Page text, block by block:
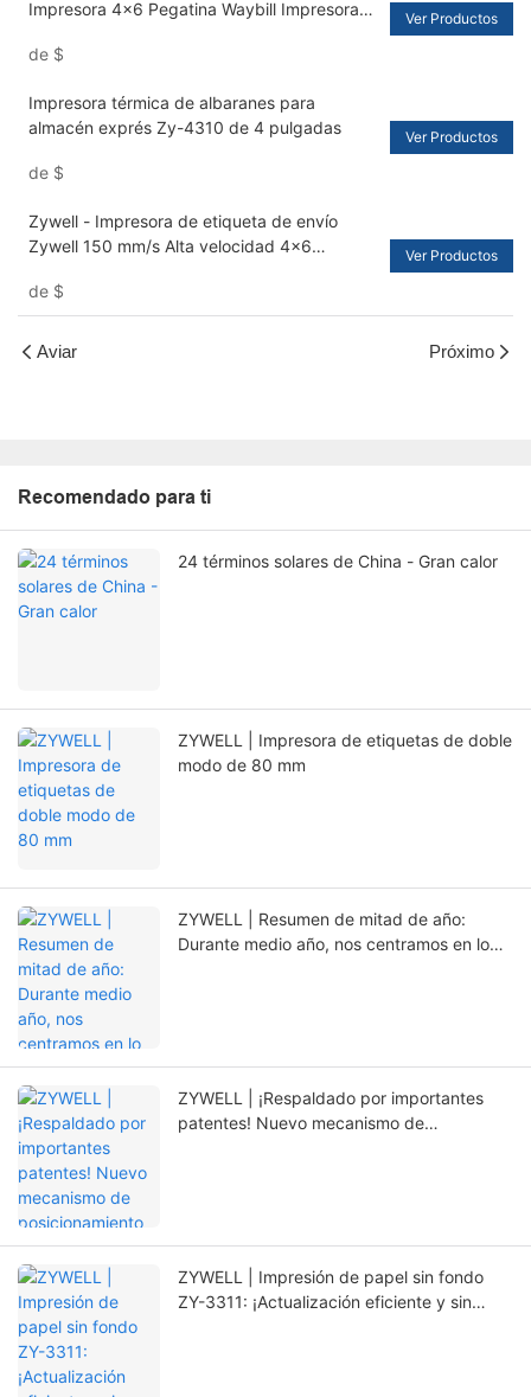
Impresora 4x6 Pegatina Waybill Impresora
de $
Ver Productos
Impresora térmica de albaranes para
almacén exprés Zy-4310 de 4 pulgadas
de $
Ver Productos
Zywell - Impresora de etiqueta de envío
Zywell 150 mm/s Alta velocidad 4x6
paquetes USB+LAN
de $
Ver Productos
Aviar Próximo
Recomendado para ti
24 términos solares de China - Gran calor
ZYWELL | Impresora de etiquetas de doble
modo de 80 mm
ZYWELL | Resumen de mitad de año:
Durante medio año, nos centramos en lo
ZYWELL | ¡Respaldado por importantes
patentes! Nuevo mecanismo de
ZYWELL | Impresión de papel sin fondo
ZY-3311: ¡Actualización eficiente y sin